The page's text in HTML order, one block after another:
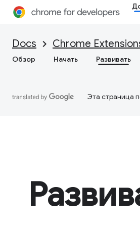
Docs Chrome
Обзор Начать Развивать
Эта страница